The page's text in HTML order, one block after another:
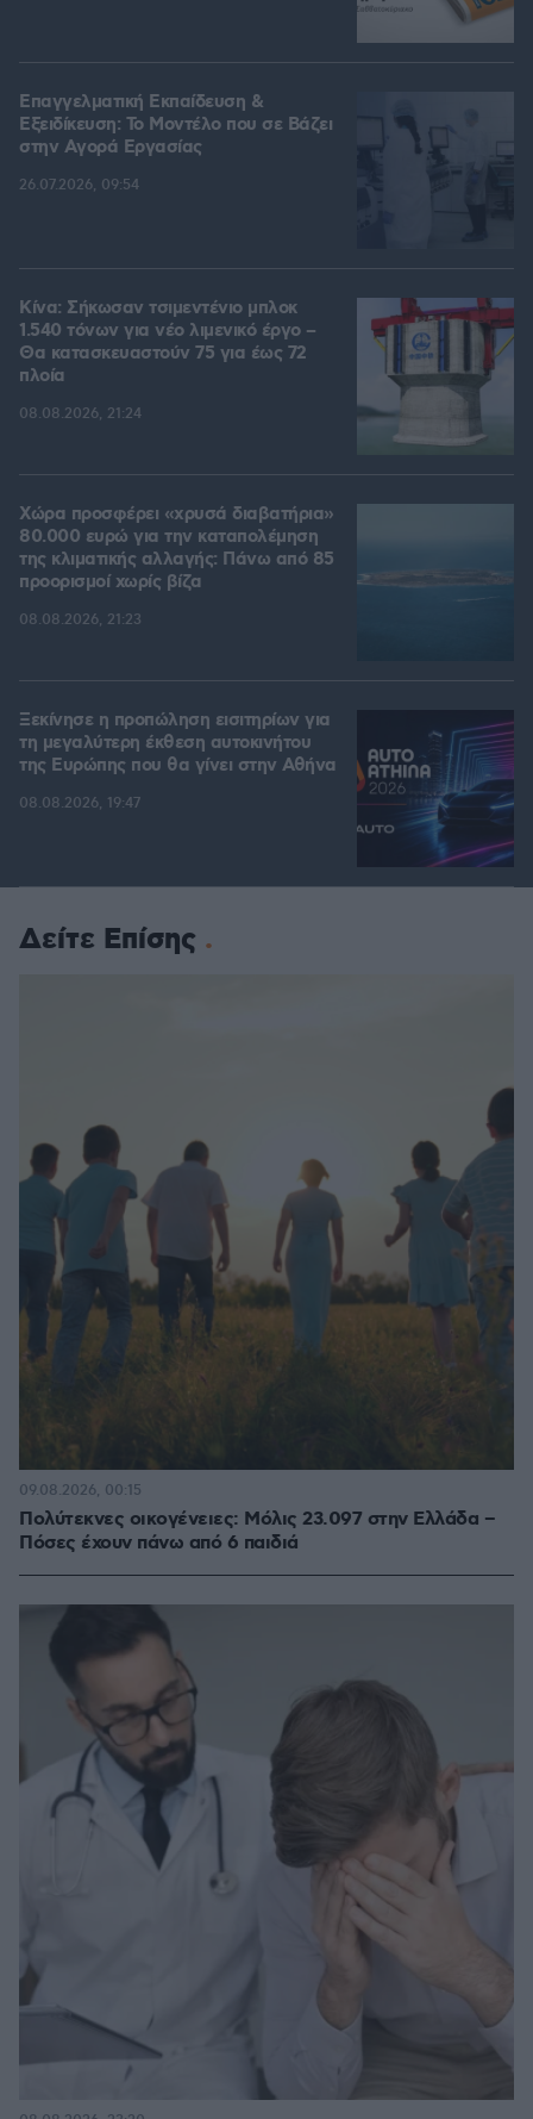
Επαγγελματική Εκπαίδευση &
Εξειδίκευση: Το Mοντέλο που σε Bάζει
στην Aγορά Eργασίας
26.07.2026, 09:54
Κίνα: Σήκωσαν τσιμεντένιο μπλοκ
1.540 τόνων για νέο λιμενικό έργο –
Θα κατασκευαστούν 75 για έως 72
πλοία
08.08.2026, 21:24
Χώρα προσφέρει «χρυσά διαβατήρια»
80.000 ευρώ για την καταπολέμηση
της κλιματικής αλλαγής: Πάνω από 85
προορισμοί χωρίς βίζα
08.08.2026, 21:23
Ξεκίνησε η προπώληση εισιτηρίων για
τη μεγαλύτερη έκθεση αυτοκινήτου
της Ευρώπης που θα γίνει στην Αθήνα
08.08.2026, 19:47
Δείτε Επίσης
Πολύτεκνες οικογένειες: Μόλις 23.097 στην Ελλάδα –
Πόσες έχουν πάνω από 6 παιδιά
09.08.2026, 00:15